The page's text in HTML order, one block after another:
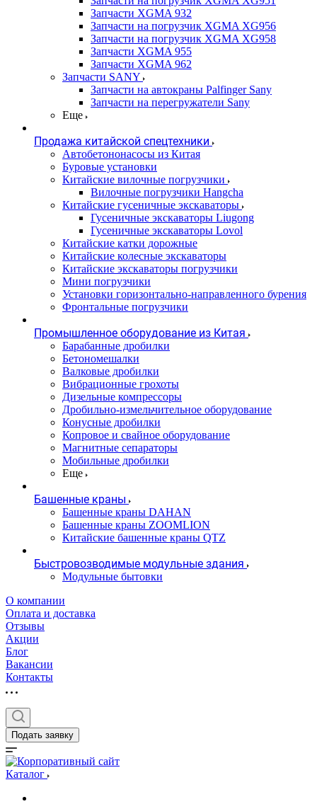
Запчасти XGMA 932
Запчасти на погрузчик XGMA XG956
Запчасти на погрузчик XGMA XG958
Запчасти XGMA 955
Запчасти XGMA 962
Запчасти SANY
Запчасти на автокраны Palfinger Sany
Запчасти на перегружатели Sany
Еще
Продажа китайской спецтехники
Автобетононасосы из Китая
Буровые установки
Китайские вилочные погрузчики
Вилочные погрузчики Hangcha
Китайские гусеничные экскаваторы
Гусеничные экскаваторы Liugong
Гусеничные экскаваторы Lovol
Китайские катки дорожные
Китайские колесные экскаваторы
Китайские экскаваторы погрузчики
Мини погрузчики
Установки горизонтально-направленного бурения
Фронтальные погрузчики
Промышленное оборудование из Китая
Барабанные дробилки
Бетономешалки
Валковые дробилки
Вибрационные грохоты
Дизельные компрессоры
Дробильно-измельчительное оборудование
Конусные дробилки
Копровое и свайное оборудование
Магнитные сепараторы
Мобильные дробилки
Еще
Башенные краны
Башенные краны DAHAN
Башенные краны ZOOMLION
Китайские башенные краны QTZ
Быстровозводимые модульные здания
Модульные бытовки
О компании
Оплата и доставка
Отзывы
Акции
Блог
Вакансии
Контакты
Подать заявку
Каталог